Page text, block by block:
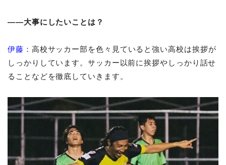
――大事にしたいことは？
伊藤 ：高校サッカー部を色々見ていると強い高校は挨拶が
しっかりしています。サッカー以前に挨拶やしっかり話せ
ることなどを徹底していきます。